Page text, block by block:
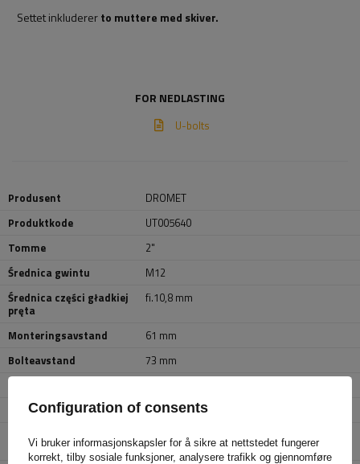
Settet inkludererto muttere med skiver.
FOR NEDLASTING
U-bolts
Produsent
DROMET
Produktkode
UT005640
Tomme
2"
Średnica gwintu
M12
Średnica części gładkiej
pręta
fi.10,8 mm
Monteringsavstand
61 mm
Bolteavstand
73 mm
Wysokość całkowita
110 mm
Zabezpieczenie przed
korozją
ocynk min 8µm
Configuration of consents
Vi bruker informasjonskapsler for å sikre at nettstedet fungerer
korrekt, tilby sosiale funksjoner, analysere trafikk og gjennomføre